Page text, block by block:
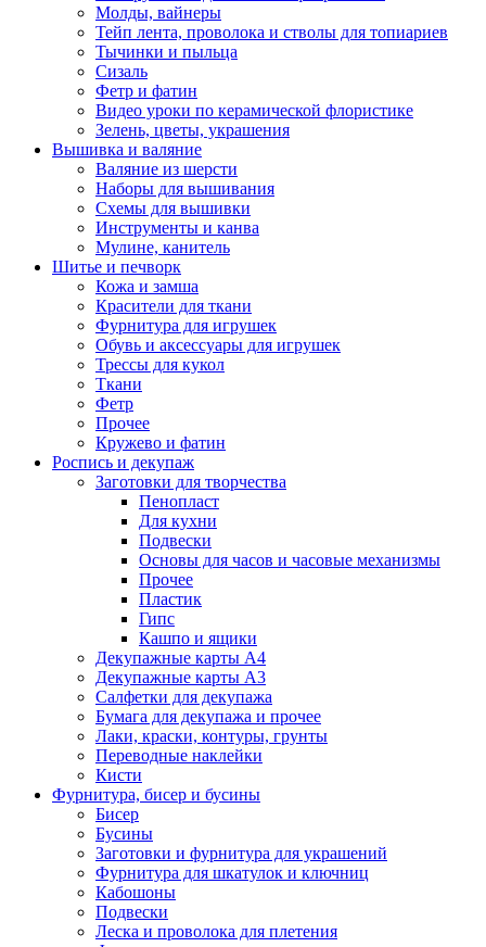
Молды, вайнеры
Тейп лента, проволока и стволы для топиариев
Тычинки и пыльца
Сизаль
Фетр и фатин
Видео уроки по керамической флористике
Зелень, цветы, украшения
Вышивка и валяние
Валяние из шерсти
Наборы для вышивания
Схемы для вышивки
Инструменты и канва
Мулине, канитель
Шитье и печворк
Кожа и замша
Красители для ткани
Фурнитура для игрушек
Обувь и аксессуары для игрушек
Трессы для кукол
Ткани
Фетр
Прочее
Кружево и фатин
Роспись и декупаж
Заготовки для творчества
Пенопласт
Для кухни
Подвески
Основы для часов и часовые механизмы
Прочее
Пластик
Гипс
Кашпо и ящики
Декупажные карты А4
Декупажные карты А3
Салфетки для декупажа
Бумага для декупажа и прочее
Лаки, краски, контуры, грунты
Переводные наклейки
Кисти
Фурнитура, бисер и бусины
Бисер
Бусины
Заготовки и фурнитура для украшений
Фурнитура для шкатулок и ключниц
Кабошоны
Подвески
Леска и проволока для плетения